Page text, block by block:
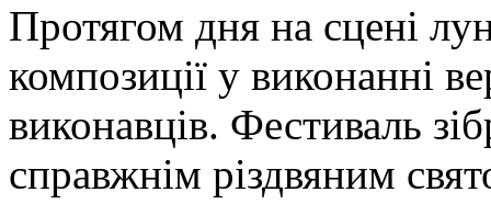
Протягом дня на сцені
композиції у виконанні
виконавців. Фестиваль
справжнім різдвяним